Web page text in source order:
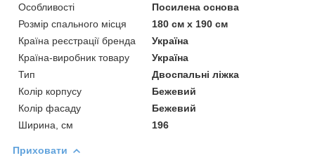
Особливості
Посилена основа
Розмір спального місця
180 см х 190 см
Країна реєстрації бренда
Україна
Країна-виробник товару
Україна
Тип
Двоспальні ліжка
Колір корпусу
Бежевий
Колір фасаду
Бежевий
Ширина, см
196
Приховати